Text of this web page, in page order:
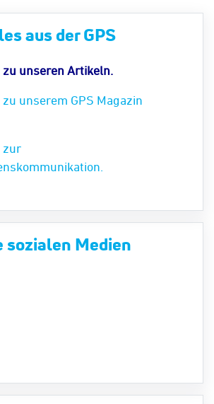
aus der GPS
zu unseren Artikeln.
unserem GPS Magazin
zur
sozialen Medien